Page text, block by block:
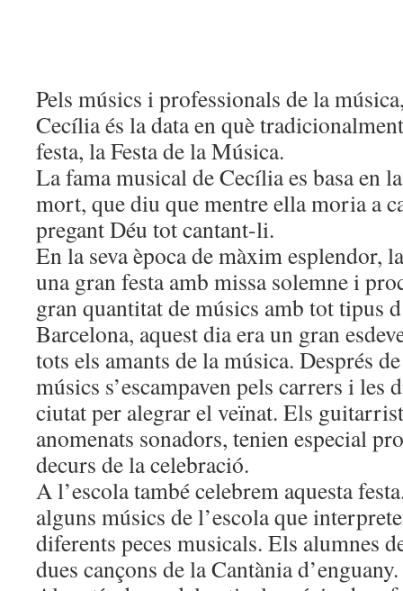
Pels músics i professionals de la
Cecília és la data en què
festa, la Festa de la Música.
La fama musical de Cecília es basa en
mort, que diu que mentre ella moria a
pregant Déu tot cantant-li.
En la seva època de màxim esplendor,
una gran festa amb missa solemne i
gran quantitat de músics amb tot tipus
Barcelona, aquest dia era un gran
tots els amants de la música. Després
músics s’escampaven pels carrers i les
ciutat per alegrar el veïnat. Els
anomenats sonadors, tenien especial
decurs de la celebració.
A l’escola també celebrem aquesta
alguns músics de l’escola que
diferents peces musicals. Els alumnes
dues cançons de la Cantània d’enguany.